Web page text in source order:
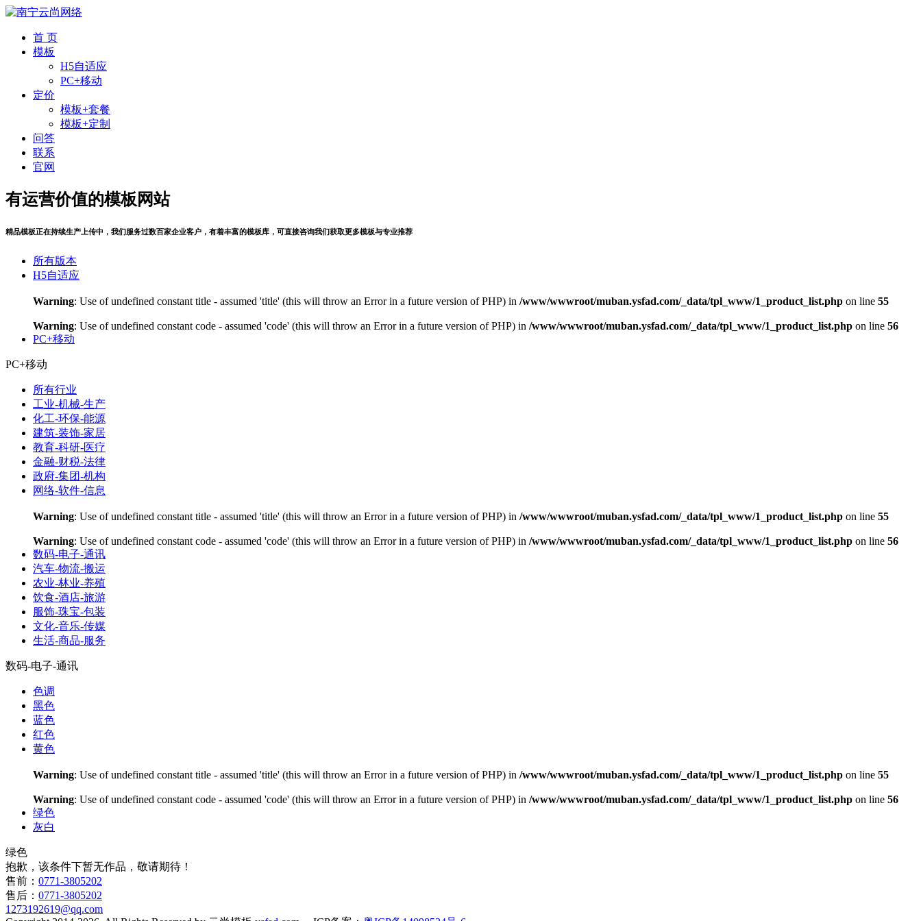
首 页
模板
H5自适应
PC+移动
定价
模板+套餐
模板+定制
问答
联系
官网
有运营价值的模板网站
精品模板正在持续生产上传中，我们服务过数百家企业客户，有着丰富的模板库，可直接咨询我们获取更多模板与专业推荐
所有版本
H5自适应
Warning: Use of undefined constant title - assumed 'title' (this will throw an Error in a future version of PHP) in /www/wwwroot/muban.ysfad.com/_data/tpl_www/1_product_list.php on line 55
Warning: Use of undefined constant code - assumed 'code' (this will throw an Error in a future version of PHP) in /www/wwwroot/muban.ysfad.com/_data/tpl_www/1_product_list.php on line 56
PC+移动
PC+移动
所有行业
工业-机械-生产
化工-环保-能源
建筑-装饰-家居
教育-科研-医疗
金融-财税-法律
政府-集团-机构
网络-软件-信息
Warning: Use of undefined constant title - assumed 'title' (this will throw an Error in a future version of PHP) in /www/wwwroot/muban.ysfad.com/_data/tpl_www/1_product_list.php on line 55
Warning: Use of undefined constant code - assumed 'code' (this will throw an Error in a future version of PHP) in /www/wwwroot/muban.ysfad.com/_data/tpl_www/1_product_list.php on line 56
数码-电子-通讯
汽车-物流-搬运
农业-林业-养殖
饮食-酒店-旅游
服饰-珠宝-包装
文化-音乐-传媒
生活-商品-服务
数码-电子-通讯
色调
黑色
蓝色
红色
黄色
Warning: Use of undefined constant title - assumed 'title' (this will throw an Error in a future version of PHP) in /www/wwwroot/muban.ysfad.com/_data/tpl_www/1_product_list.php on line 55
Warning: Use of undefined constant code - assumed 'code' (this will throw an Error in a future version of PHP) in /www/wwwroot/muban.ysfad.com/_data/tpl_www/1_product_list.php on line 56
绿色
灰白
绿色
抱歉，该条件下暂无作品，敬请期待！
售前： 0771-3805202
售后： 0771-3805202
1273192619@qq.com